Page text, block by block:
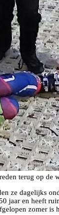
terug op de
ze dagelijks
jaar en heeft
zomer